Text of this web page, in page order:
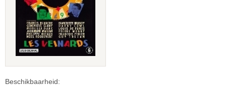
Beschikbaarheid: